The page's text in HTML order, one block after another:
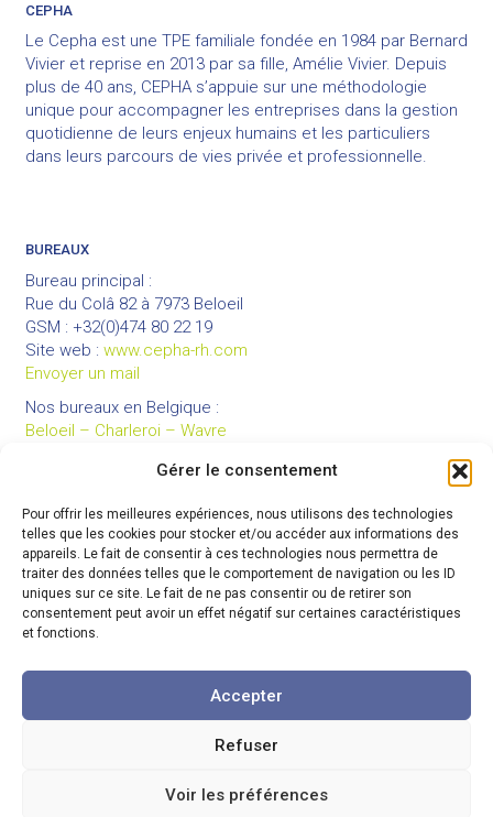
Gérer le consentement
Pour offrir les meilleures expériences, nous utilisons des technologies
telles que les cookies pour stocker et/ou accéder aux informations des
appareils. Le fait de consentir à ces technologies nous permettra de
traiter des données telles que le comportement de navigation ou les ID
uniques sur ce site. Le fait de ne pas consentir ou de retirer son
consentement peut avoir un effet négatif sur certaines caractéristiques
et fonctions.
Accepter
Refuser
Voir les préférences
CEPHA
Le Cepha est une TPE familiale fondée en 1984 par Bernard
Vivier et reprise en 2013 par sa fille, Amélie Vivier. Depuis
plus de 40 ans, CEPHA s’appuie sur une méthodologie
unique pour accompagner les entreprises dans la gestion
quotidienne de leurs enjeux humains et les particuliers
dans leurs parcours de vies privée et professionnelle.
BUREAUX
Bureau principal :
Rue du Colâ 82 à 7973 Beloeil
GSM : +32(0)474 80 22 19
Site web : www.cepha-rh.com
Envoyer un mail
Nos bureaux en Belgique :
Beloeil – Charleroi – Wavre
LIENS UTILES
Mentions légales
Conditions générales de vente
Politique de confidentialité
Partenaires
Code de déontologie